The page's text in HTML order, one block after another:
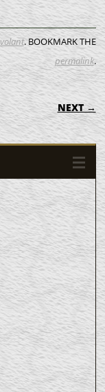
volant. BOOKMARK THE
permalink.
NEXT →